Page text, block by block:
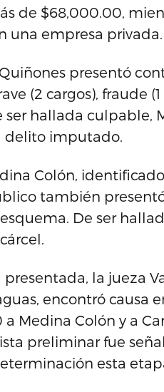
de $68,000.00,
una empresa privada.
Quiñones presentó
(2 cargos), fraude
ser hallada culpable,
delito imputado.
Colón,
también
De ser
la jueza
encontró causa
Medina Colón y a
preliminar fue
esta